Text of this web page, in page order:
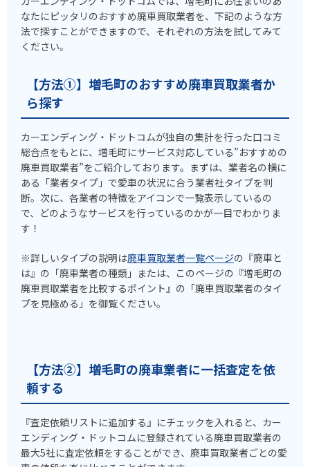
なたにピッタリのおすすめ廃車買取業者を、下記のような方
法で探すことができますので、それぞれの方法を試してみて
ください。
【方法①】増毛町のおすすめ廃車買取業者か
ら探す
カーエンディング・ドットコムが独自の集計を行った口コミ
総合点をもとに、増毛町にサービス対応している”おすすめの
廃車買取業者”をご紹介しております。まずは、業者名の横に
ある「業者タイプ」で愛車の状況に合う業者社タイプを判
断。次に、各業者の特徴をアイコンで一覧表示しているの
で、どのようなサービスを行っているのかが一目でわかりま
す！
※詳しいタイプの説明は廃車買取業者一覧ページの『廃車と
は』の「廃車業者の種類」または、このページの『増毛町の
廃車買取業者を比較するポイント』の「廃車買取業者のタイ
プを見極める」を御覧ください。
【方法②】増毛町の廃車業者に一括査定を依
頼する
『査定依頼リストに追加する』にチェックを入れると、カー
エンディング・ドットコムに登録されている廃車買取業者の
最大5社に査定依頼をすることができ、廃車買取業者ごとの愛